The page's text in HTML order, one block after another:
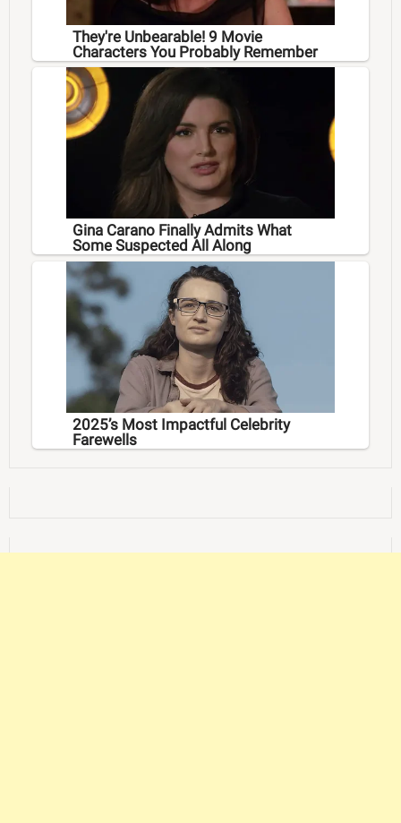
They're Unbearable! 9 Movie
Characters You Probably Remember
Gina Carano Finally Admits What
Some Suspected All Along
2025’s Most Impactful Celebrity
Farewells